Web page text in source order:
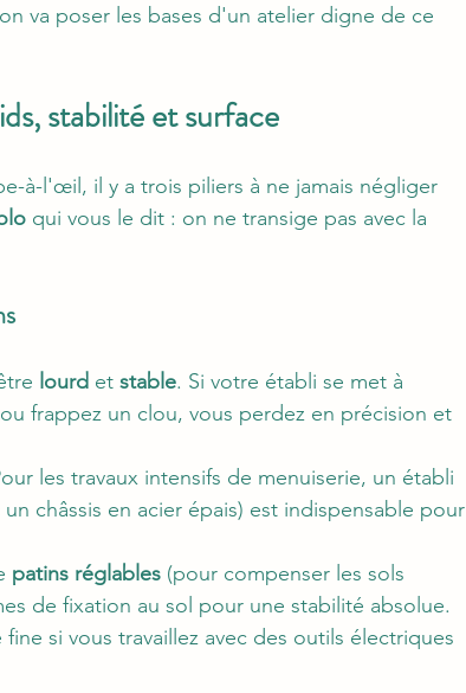
va poser les bases d'un atelier digne de ce
stabilité et surface
à-l'œil, il y a trois piliers à ne jamais négliger
qui vous le dit : on ne transige pas avec la
lourd et stable. Si votre établi se met à
frappez un clou, vous perdez en précision et
les travaux intensifs de menuiserie, un établi
châssis en acier épais) est indispensable pour
patins réglables (pour compenser les sols
de fixation au sol pour une stabilité absolue.
si vous travaillez avec des outils électriques